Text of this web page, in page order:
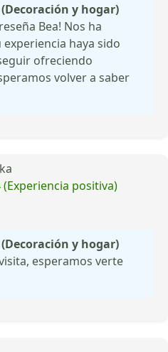
y hogar)
Bea! Nos ha
haya sido
ofreciendo
volver a saber
(Experiencia positiva)
y hogar)
esperamos verte